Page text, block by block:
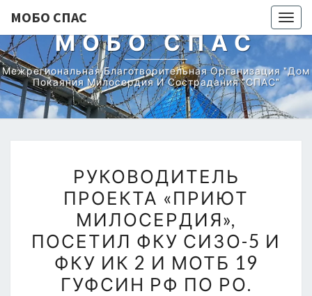
МОБО СПАС
МОБО СПАС
Межрегиональная Благотворительная Организация "Дом
Покаяния Милосердия И Сострадания "СПАС"
ПРОЕКТА
«ПРИЮТ
МИЛОСЕРДИЯ»,
ПОСЕТИЛ
ФКУ
СИЗО-5
РУКОВОДИТЕЛЬ
ПРОЕКТА «ПРИЮТ
МИЛОСЕРДИЯ»,
ПОСЕТИЛ ФКУ СИЗО-5 И
ФКУ ИК 2 И МОТБ 19
ГУФСИН РФ ПО РО.